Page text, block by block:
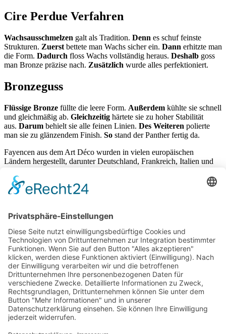
Cire Perdue Verfahren
Wachsausschmelzen galt als Tradition. Denn es schuf feinste
Strukturen. Zuerst bettete man Wachs sicher ein. Dann erhitzte man
die Form. Dadurch floss Wachs vollständig heraus. Deshalb goss
man Bronze präzise nach. Zusätzlich wurde alles perfektioniert.
Bronzeguss
Flüssige Bronze füllte die leere Form. Außerdem kühlte sie schnell
und gleichmäßig ab. Gleichzeitig härtete sie zu hoher Stabilität
aus. Darum behielt sie alle feinen Linien. Des Weiteren polierte
man sie zu glänzendem Finish. So stand der Panther fertig da.
Fayencen aus dem Art Déco wurden in vielen europäischen
Ländern hergestellt, darunter Deutschland, Frankreich, Italien und
Villeroy & Boch bekannt für ihre Fayencen im Art-Déco-Stil. Für
noch mehr Panther Liebhaber haben wir noch diesen
Art Déco bei RSA Antiquitäten
Weitere Art Déco Objekte wieGläser,Spiegel oderGemälde
Sie in meinem Geschäft in Wiesbaden. Regine Schmitz-Avila – Ihre
Spezialistin für französische Möbel-undKunstobjekteaus der Zeit
um 1930.
Antiquitäten